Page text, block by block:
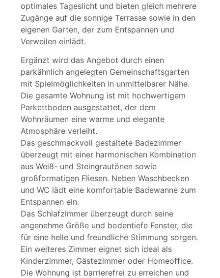
optimales Tageslicht und bieten gleich mehrere
Zugänge auf die sonnige Terrasse sowie in den
eigenen Garten, der zum Entspannen und
Verweilen einlädt.
Ergänzt wird das Angebot durch einen
parkähnlich angelegten Gemeinschaftsgarten
mit Spielmöglichkeiten in unmittelbarer Nähe.
Die gesamte Wohnung ist mit hochwertigem
Parkettboden ausgestattet, der dem
Wohnräumen eine warme und elegante
Atmosphäre verleiht.
Das geschmackvoll gestaltete Badezimmer
überzeugt mit einer harmonischen Kombination
aus Weiß- und Steingrautönen sowie
großformatigen Fliesen. Neben Waschbecken
und WC lädt eine komfortable Badewanne zum
Entspannen ein.
Das Schlafzimmer überzeugt durch seine
angenehme Größe und bodentiefe Fenster, die
für eine helle und freundliche Stimmung sorgen.
Ein weiteres Zimmer eignet sich ideal als
Kinderzimmer, Gästezimmer oder Homeoffice.
Die Wohnung ist barrierefrei zu erreichen und